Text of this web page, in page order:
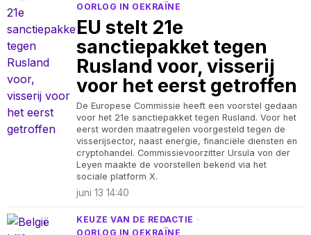
OORLOG IN OEKRAÏNE
EU stelt 21e
sanctiepakket tegen
Rusland voor, visserij
voor het eerst getroffen
De Europese Commissie heeft een voorstel gedaan
voor het 21e sanctiepakket tegen Rusland. Voor het
eerst worden maatregelen voorgesteld tegen de
visserijsector, naast energie, financiële diensten en
cryptohandel. Commissievoorzitter Ursula von der
Leyen maakte de voorstellen bekend via het
sociale platform X.
juni 13 14:40
KEUZE VAN DE REDACTIE ·
OORLOG IN OEKRAÏNE